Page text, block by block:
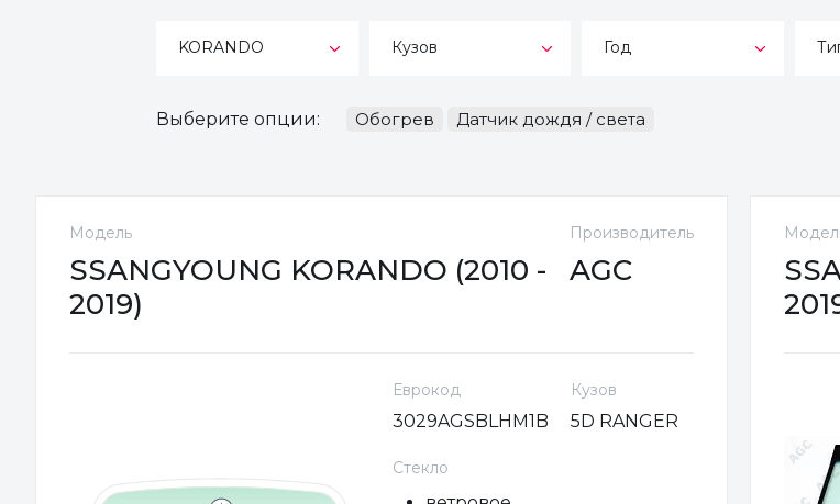
KORANDO Кузов Год
Выберите опции: Обогрев Датчик дождя / света
Модель
SSANGYOUNG KORANDO (2010 -
2019)
Производитель
AGC
Еврокод
3029AGSBLHM1B
Кузов
5D RANGER
Стекло